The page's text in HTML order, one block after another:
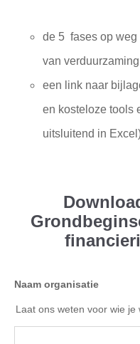
de 5 fases op weg
van verduurzaming
een link naar
en kosteloze tools
uitsluitend in
Naam organisatie
Laat ons weten voor wie je